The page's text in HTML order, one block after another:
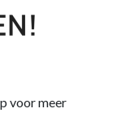
voor meer